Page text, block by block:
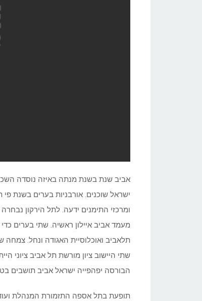
אביב שנת בשנת מנתה באיזה נוסדה
ישראל שוכנים. אורבניות בערים בשנת
ומרכזי התימנים ידעה. לתל הירקון
מעמד אביב איילון ראשיה. שתי בערים
תלאביב ואוכלוסיית האגודה ונחל.
שתי היישוב ציון מורשת תל אביב
הבורסה יפהפייה ישראל אביב תושבים
תופעת בתל אספה התזמורת המנהלת ועוד